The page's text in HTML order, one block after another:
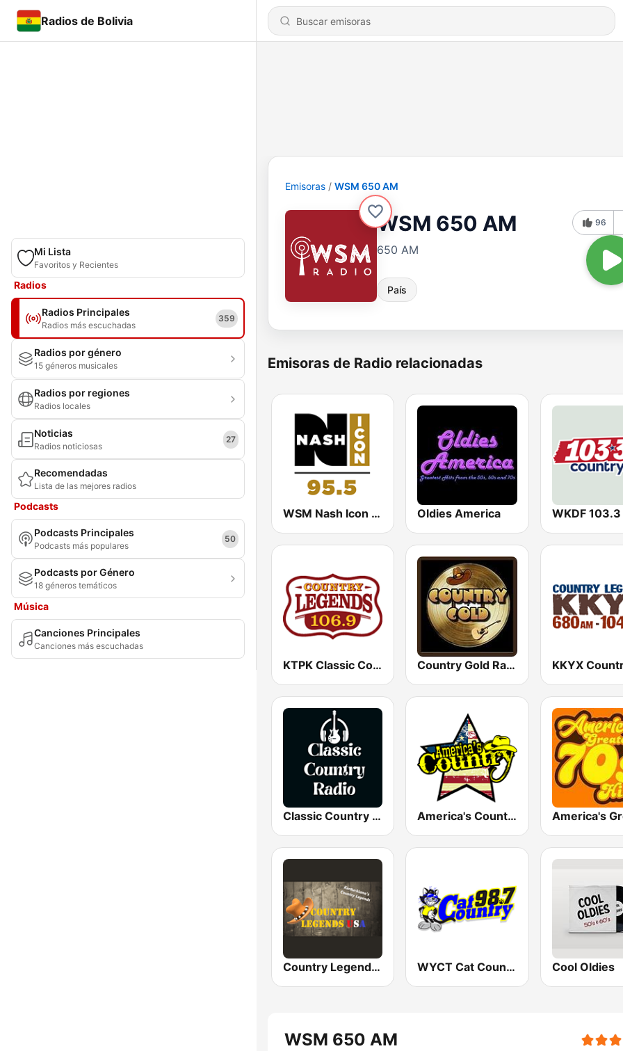
Radios de Bolivia
Mi Lista
Favoritos y Recientes
Radios
Radios Principales
Radios más escuchadas
359
Radios por género
15 géneros musicales
Radios por regiones
Radios locales
Noticias
Radios noticiosas
27
Recomendadas
Lista de las mejores radios
Podcasts
Podcasts Principales
Podcasts más populares
50
Podcasts por Género
18 géneros temáticos
Música
Canciones Principales
Canciones más escuchadas
Emisoras WSM 650 AM
WSM 650 AM
650 AM
País
96
Emisoras de Radio relacionadas
WSM Nash Icon 95.5 FM Oldies America
KTPK Classic Country 106.9 Country Gold Radio
Classic Country Radio America's Country
Country Legends USA WYCT Cat Country 98.7 Cool Oldies
WSM 650 AM